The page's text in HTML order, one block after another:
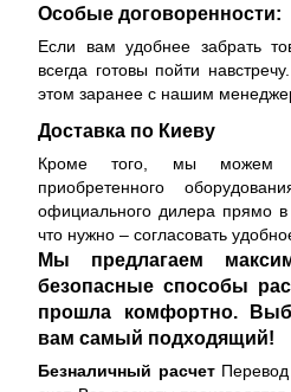
Особые договоренности:
Если вам удобнее забрать
всегда готовы пойти
этом заранее с нашим
Доставка по Киеву
Кроме того, мы можем
приобретенного
официального дилера прямо
что нужно – согласовать
Мы предлагаем
безопасные способы
прошла комфортно.
вам самый подходящий!
Безналичный расчетПеревод